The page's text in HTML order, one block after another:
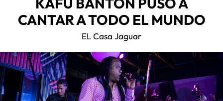
CANTAR A TODO EL MUNDO
EL Casa Jaguar